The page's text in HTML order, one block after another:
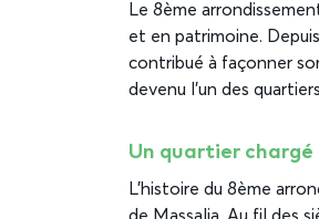
Le 8ème
et en patrimoine.
contribué à façonner
devenu l’un des
Un quartier chargé
L’histoire du 8ème